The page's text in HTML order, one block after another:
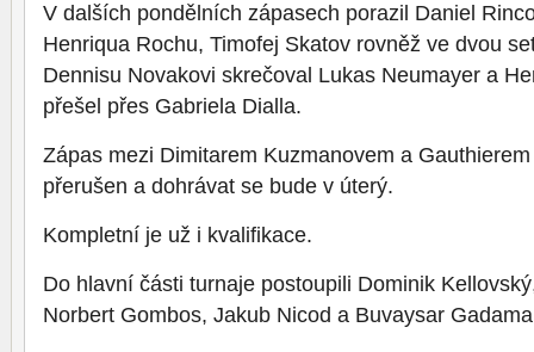
V dalších pondělních zápasech porazil Daniel
Henriqua Rochu, Timofej Skatov rovněž ve dvou
Dennisu Novakovi skrečoval Lukas Neumayer a
přešel přes Gabriela Dialla.
Zápas mezi Dimitarem Kuzmanovem a
přerušen a dohrávat se bude v úterý.
Kompletní je už i kvalifikace.
Do hlavní části turnaje postoupili Dominik
Norbert Gombos, Jakub Nicod a Buvaysar